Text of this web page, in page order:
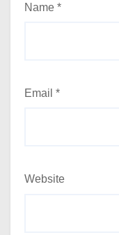
Name *
Email *
Website